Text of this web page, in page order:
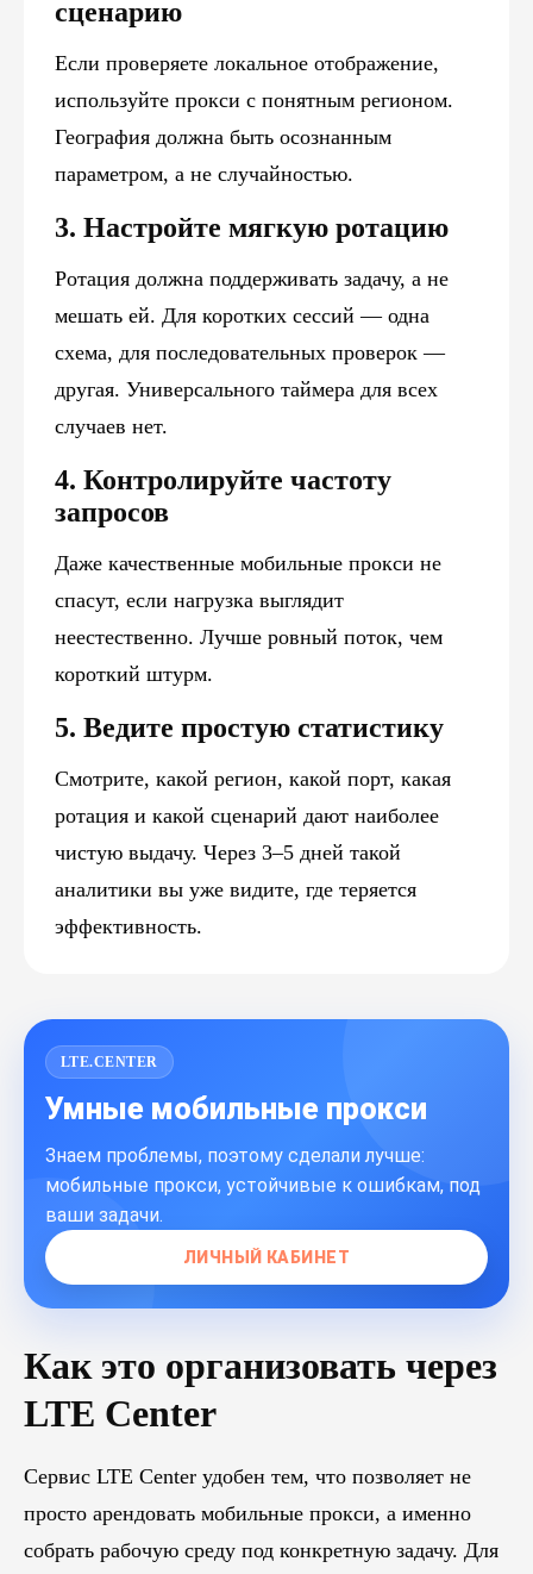
сценарию
Если проверяете локальное отображение,
используйте прокси с понятным регионом.
География должна быть осознанным
параметром, а не случайностью.
3. Настройте мягкую ротацию
Ротация должна поддерживать задачу, а не
мешать ей. Для коротких сессий — одна
схема, для последовательных проверок —
другая. Универсального таймера для всех
случаев нет.
4. Контролируйте частоту
запросов
Даже качественные мобильные прокси не
спасут, если нагрузка выглядит
неестественно. Лучше ровный поток, чем
короткий штурм.
5. Ведите простую статистику
Смотрите, какой регион, какой порт, какая
ротация и какой сценарий дают наиболее
чистую выдачу. Через 3–5 дней такой
аналитики вы уже видите, где теряется
эффективность.
LTE.CENTER
Умные мобильные прокси
Знаем проблемы, поэтому сделали лучше:
мобильные прокси, устойчивые к ошибкам, под
ваши задачи.
ЛИЧНЫЙ КАБИНЕТ
Как это организовать через
LTE Center
Сервис LTE Center удобен тем, что позволяет не
просто арендовать мобильные прокси, а именно
собрать рабочую среду под конкретную задачу. Для